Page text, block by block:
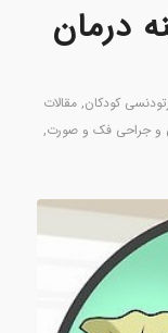
درمان
کودکان, مقالات
و جراحی فک و صورت,